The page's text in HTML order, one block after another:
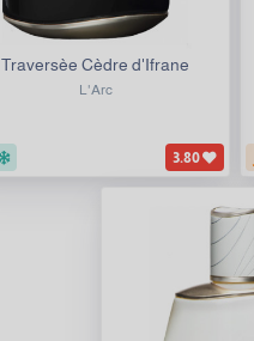
Traversèe Cèdre d'Ifrane
L'Arc